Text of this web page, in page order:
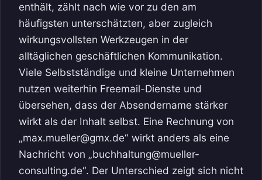
enthält, zählt nach wie vor zu den am
häufigsten unterschätzten, aber zugleich
wirkungsvollsten Werkzeugen in der
alltäglichen geschäftlichen Kommunikation.
Viele Selbstständige und kleine Unternehmen
nutzen weiterhin Freemail-Dienste und
übersehen, dass der Absendername stärker
wirkt als der Inhalt selbst. Eine Rechnung von
„max.mueller@gmx.de“ wirkt anders als eine
Nachricht von „buchhaltung@mueller-
consulting.de“. Der Unterschied zeigt sich nicht